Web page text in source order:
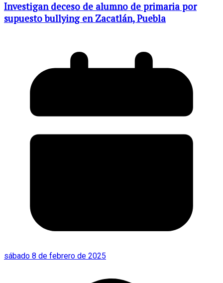
Investigan deceso de alumno de primaria por
supuesto bullying en Zacatlán, Puebla
sábado 8 de febrero de 2025